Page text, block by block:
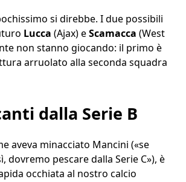
si direbbe. I due possibili
Lucca (Ajax) eScamacca (West
non stanno giocando: il primo è
arruolato alla seconda squadra
dalla Serie B
aveva minacciato Mancini («se
dovremo pescare dalla Serie C»), è
occhiata al nostro calcio